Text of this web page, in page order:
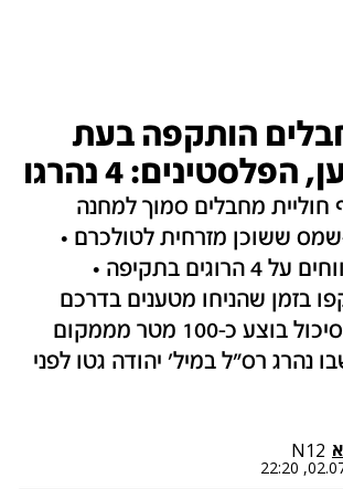
הותקפה בעת
4 נהרגו
חוליית מחבלים סמוך למחנה
שמס ששוכן מזרחית לטולכרם •
הפלסטינים מדווחים על 4 הרוגים בתקיפה •
בזמן שהניחו מטענים בדרכם
לבצע פיגוע • הסיכול בוצע כ-100 מטר מממקום
נהרג רס"ל במיל' יהודה גטו לפני
N12